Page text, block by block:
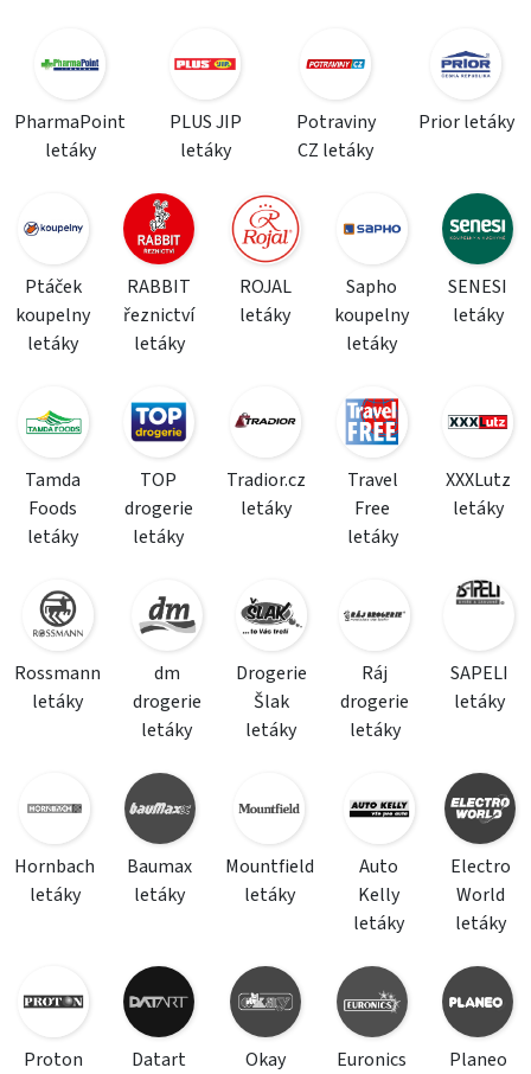
PharmaPoint
letáky
PLUS JIP
letáky
Potraviny
CZ letáky
Prior letáky
Ptáček
koupelny
letáky
RABBIT
řeznictví
letáky
ROJAL
letáky
Sapho
koupelny
letáky
SENESI
letáky
Tamda
Foods
letáky
TOP
drogerie
letáky
Tradior.cz
letáky
Travel
Free
letáky
XXXLutz
letáky
Rossmann
letáky
dm
drogerie
letáky
Drogerie
Šlak
letáky
Ráj
drogerie
letáky
SAPELI
letáky
Hornbach
letáky
Baumax
letáky
Mountfield
letáky
Auto
Kelly
letáky
Electro
World
letáky
Proton
Datart
Okay
Euronics
Planeo